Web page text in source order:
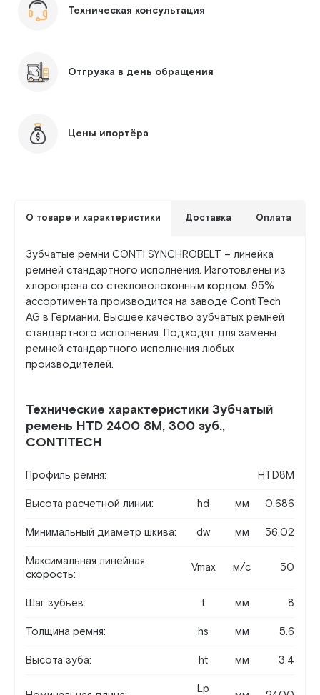
Техническая консультация
Отгрузка в день обращения
Цены ипортёра
О товаре и характеристики Доставка Оплата
Зубчатые ремни CONTI SYNCHROBELT – линейка
ремней стандартного исполнения. Изготовлены из
хлоропрена со стекловолоконным кордом. 95%
ассортимента производится на заводе ContiTech
AG в Германии. Высшее качество зубчатых ремней
стандартного исполнения. Подходят для замены
ремней стандартного исполнения любых
производителей.
Технические характеристики Зубчатый
ремень HTD 2400 8M, 300 зуб.,
CONTITECH
Профиль ремня: HTD8M
Высота расчетной линии: hd мм 0.686
Минимальный диаметр шкива: dw мм 56.02
Максимальная линейная
скорость:
Vmax м/c 50
Шаг зубьев: t мм 8
Толщина ремня: hs мм 5.6
Высота зуба: ht мм 3.4
Lp